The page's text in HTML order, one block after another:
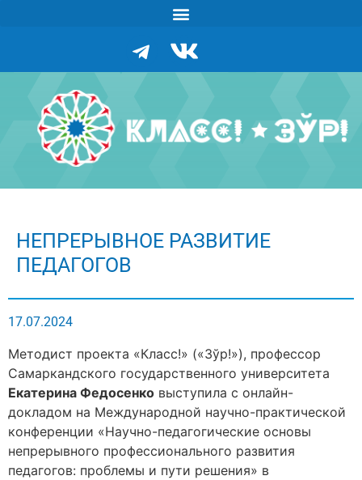
НЕПРЕРЫВНОЕ РАЗВИТИЕ
ПЕДАГОГОВ
17.07.2024
Методист проекта «Класс!» («Зўр!»), профессор
Самаркандского государственного университета
Екатерина Федосенко выступила с онлайн-
докладом на Международной научно-практической
конференции «Научно-педагогические основы
непрерывного профессионального развития
педагогов: проблемы и пути решения» в